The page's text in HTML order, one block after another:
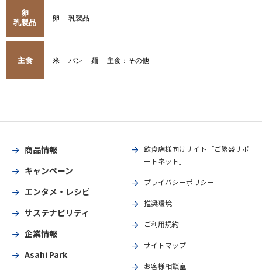
卵
乳製品
卵 乳製品
主食 米 パン 麺 主食：その他
商品情報
キャンペーン
エンタメ・レシピ
サステナビリティ
企業情報
Asahi Park
飲食店様向けサイト「ご繁盛サポ
ートネット」
プライバシーポリシー
推奨環境
ご利用規約
サイトマップ
お客様相談室